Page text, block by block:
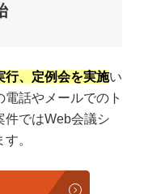
行、定例会を実施い
話やメールでのト
件ではWeb会議シ
。